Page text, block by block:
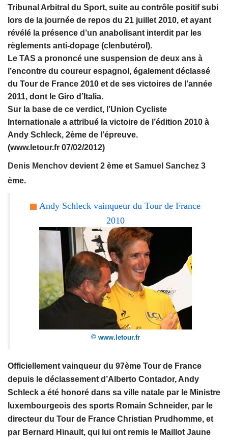
Tribunal Arbitral du Sport, suite au contrôle positif subi
lors de la journée de repos du 21 juillet 2010, et ayant
révélé la présence d’un anabolisant interdit par les
règlements anti-dopage (clenbutérol).
Le TAS a prononcé une suspension de deux ans à
l’encontre du coureur espagnol, également déclassé
du Tour de France 2010 et de ses victoires de l’année
2011, dont le Giro d’Italia.
Sur la base de ce verdict, l’Union Cycliste
Internationale a attribué la victoire de l’édition 2010 à
Andy Schleck, 2ème de l’épreuve.
(www.letour.fr 07/02/2012)
Denis Menchov devient 2 ème et Samuel Sanchez 3
ème.
Andy Schleck vainqueur du Tour de France
2010
©www.letour.fr
Officiellement vainqueur du 97ème Tour de France
depuis le déclassement d’Alberto Contador, Andy
Schleck a été honoré dans sa ville natale par le Ministre
luxembourgeois des sports Romain Schneider, par le
directeur du Tour de France Christian Prudhomme, et
par Bernard Hinault, qui lui ont remis le Maillot Jaune